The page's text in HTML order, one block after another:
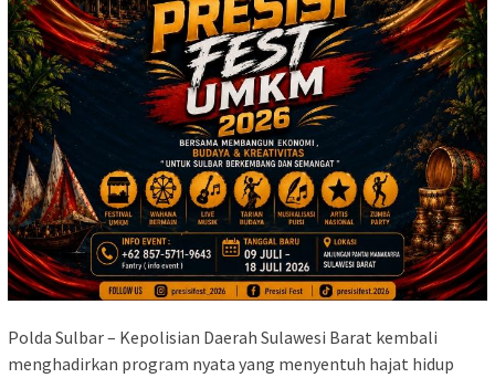
Polda Sulbar – Kepolisian Daerah Sulawesi Barat kembali
menghadirkan program nyata yang menyentuh hajat hidup